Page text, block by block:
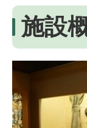
施設